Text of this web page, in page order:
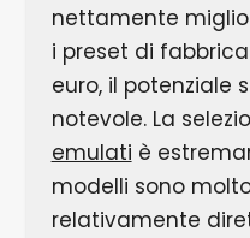
nettamente
i preset di
euro, il potenziale
notevole. La
emulati è
modelli sono
relativamente